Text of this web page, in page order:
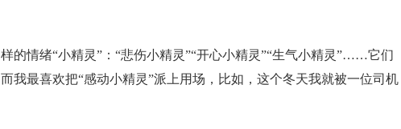
的情绪“小精灵”：“悲伤小精灵”“开心小精灵”“生气小精灵”……它们
我最喜欢把“感动小精灵”派上用场，比如，这个冬天我就被一位司机